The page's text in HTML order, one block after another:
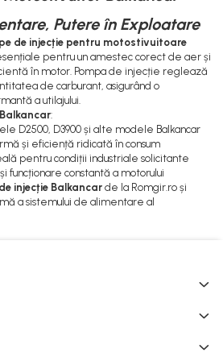
Putere în Exploatare
de injecție pentru motostivuitoare
pentru un amestec corect de aer și
în motor. Pompa de injecție reglează
de carburant, asigurând o
a utilajului.
:
D2500, D3900 și alte modele Balkancar
și eficiență ridicată în consum
pentru condiții industriale solicitante
funcționare constantă a motorului
injecție Balkancar de la Romgir.ro și
a sistemului de alimentare al